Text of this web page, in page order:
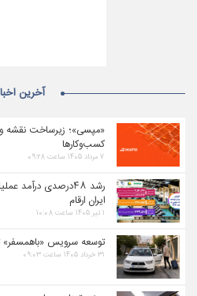
آخرین
«مپسی»؛ زیرساخت نقشه
کسب‌وکارها
۷ مرداد ۱۴۰۵ ساعت ۰۹:۲۸
رشد ۴۸درصدی درآمد
ایران ارقام
۱ تیر ۱۴۰۵ ساعت ۱۰:۰۸
توسعه سرویس
۳۱ خرداد ۱۴۰۵ ساعت ۰۹:۰۳